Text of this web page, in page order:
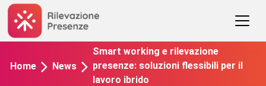
Home News
Smart working e rilevazione
presenze: soluzioni flessibili per il
lavoro ibrido